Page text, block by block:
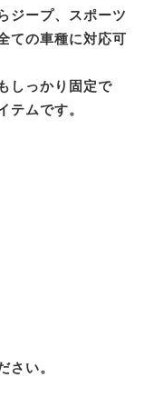
ジープ、スポーツ
ての車種に対応可
しっかり固定で
テムです。
さい。